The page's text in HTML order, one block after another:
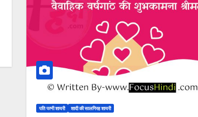
पति पत्नी शायरी शादी की सालगिरह शायरी